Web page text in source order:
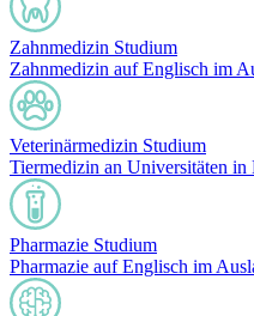
Zahnmedizin Studium
Zahnmedizin auf Englisch im
Veterinärmedizin Studium
Tiermedizin an Universitäten in
Pharmazie Studium
Pharmazie auf Englisch im